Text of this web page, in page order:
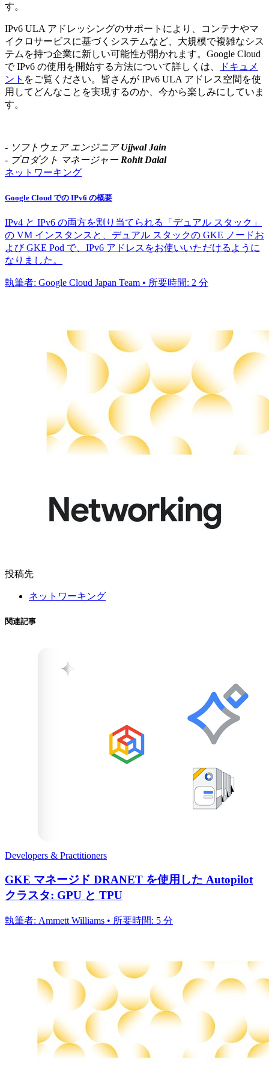
す。
IPv6 ULA アドレッシングのサポートにより、コンテナやマ
イクロサービスに基づくシステムなど、大規模で複雑なシス
テムを持つ企業に新しい可能性が開かれます。Google Cloud
で IPv6 の使用を開始する方法について詳しくは、
ドキュメ
ント をご覧ください。皆さんが IPv6 ULA アドレス空間を使
用してどんなことを実現するのか、今から楽しみにしていま
す。
- ソフトウェア エンジニアUjjwal Jain
- プロダクト マネージャー Rohit Dalal
ネットワーキング
Google Cloud での IPv6 の概要
IPv4 と IPv6 の両方を割り当てられる「デュアル スタック」
の VM インスタンスと、デュアル スタックの GKE ノードお
よび GKE Pod で、IPv6 アドレスをお使いいただけるように
なりました。
執筆者: Google Cloud Japan Team • 所要時間: 2 分
投稿先
ネットワーキング
関連記事
Developers & Practitioners
GKE マネージド DRANET を使用した Autopilot
クラスタ: GPU と TPU
執筆者: Ammett Williams • 所要時間: 5 分